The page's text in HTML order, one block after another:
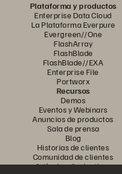
Plataforma y productos
Enterprise Data Cloud
La Plataforma Everpure
Evergreen//One
FlashArray
FlashBlade
FlashBlade//EXA
Enterprise File
Portworx
Recursos
Demos
Eventos y Webinars
Anuncios de productos
Sala de prensa
Blog
Historias de clientes
Comunidad de clientes
Artículos divulgativos